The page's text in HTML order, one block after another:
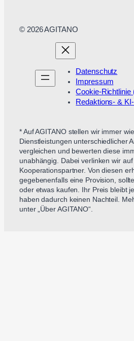
© 2026 AGITANO
Datenschutz
Impressum
Cookie-Richtlinie
Redaktions- &
* Auf AGITANO stellen wir immer
Dienstleistungen unterschiedlicher
vergleichen und bewerten diese
unabhängig. Dabei verlinken wir
Kooperationspartner. Von diesen
gegebenenfalls eine Provision,
oder etwas kaufen. Ihr Preis bleibt
haben dadurch keinen Nachteil.
unter „Über AGITANO“.